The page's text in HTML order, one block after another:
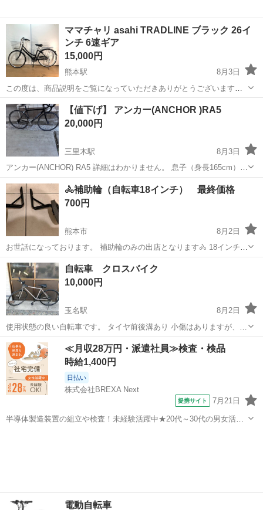
ママチャリ asahi TRADLINE ブラック 26イ
ンチ 6速ギア
15,000円
熊本駅
8月3日
この度は、商品説明をご覧になっていただきありがとうございます。
注意事項等がございますのでご納得して頂いた上でのご購入を宜しく
お願い致します。 [詳細説明] 試乗確認済みです。 ライト付き カギ付
き 状態はきれいかと...
熊本 熊本市 熊本駅
【値下げ】 アンカー(ANCHOR )RA5
20,000円
三里木駅
8月3日
アンカー(ANCHOR) RA5 詳細はわかりません。 息子（身長165cm）が
通学用で昨年まで使用しておりました。 ギアに不具合あり。 現車確認
可能です。
熊本 合志市 三里木駅 ロードバイク ANCHOR
🚴補助輪（自転車18インチ） 最終価格
700円
熊本市
8月2日
お世話になっております。 補助輪のみの出店となります🚴 18インチ用
です。 タイヤの溝もしっかりと残ってます✨️ よろしくお願い致します
✨️
熊本 熊本市 その他
自転車 クロスバイク
10,000円
玉名駅
8月2日
使用状態の良い自転車です。 タイヤ前後溝あり 小傷はありますが、綺
麗です。 あまり乗りませんでしたので手放します
熊本 玉名市 玉名駅 クロスバイク
≪月収28万円・派遣社員≫検査・検品
時給1,400円
日払い
株式会社BREXA Next
提携サイト 7月21日
半導体製造装置の組立や検査！未経験活躍中★20代～30代の男女活躍
電動自転車